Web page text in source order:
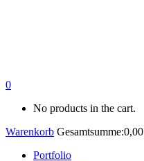
0
No products in the cart.
Warenkorb Gesamtsumme:0,00
Portfolio